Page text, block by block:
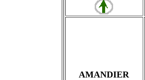
AMANDIER